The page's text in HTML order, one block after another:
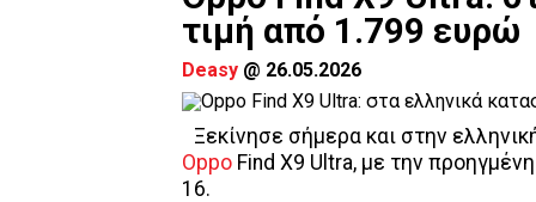
τιμή από 1.799 ευρώ
Deasy @ 26.05.2026
Ξεκίνησε σήμερα και στην
Oppo Find X9 Ultra, με την
16.